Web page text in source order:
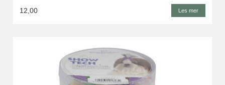
12,00 Les mer